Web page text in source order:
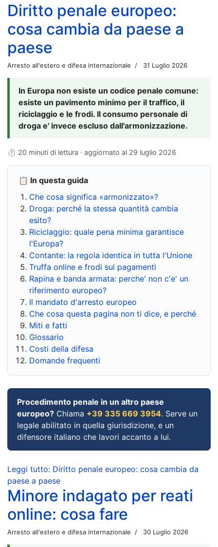
Diritto penale europeo:
cosa cambia da paese a
paese
Arresto all'estero e difesa internazionale 31 Luglio 2026
In Europa non esiste un codice penale comune:
esiste un pavimento minimo per il traffico, il
riciclaggio e le frodi. Il consumo personale di
droga e' invece escluso dall'armonizzazione.
⏱ 20 minuti di lettura · aggiornato al 29 luglio 2026
📋 In questa guida
Che cosa significa «armonizzato»?
Droga: perché la stessa quantità cambia
esito?
Riciclaggio: quale pena minima garantisce
l'Europa?
Contante: la regola identica in tutta l'Unione
Truffa online e frodi sui pagamenti
Rapina e banda armata: perche' non c'e' un
riferimento europeo?
Il mandato d'arresto europeo
Che cosa questa pagina non ti dice, e perché
Miti e fatti
Glossario
Costi della difesa
Domande frequenti
Procedimento penale in un altro paese
europeo? Chiama +39 335 669 3954. Serve un
legale abilitato in quella giurisdizione, e un
difensore italiano che lavori accanto a lui.
Leggi tutto: Diritto penale europeo: cosa cambia da
paese a paese
Minore indagato per reati
online: cosa fare
Arresto all'estero e difesa internazionale 30 Luglio 2026